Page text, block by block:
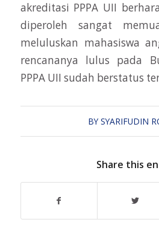
akreditasi PPPA UII
diperoleh sangat
meluluskan mahasiswa
rencananya lulus pada
PPPA UII sudah berstatus
BYSYARIFUDIN
Share this